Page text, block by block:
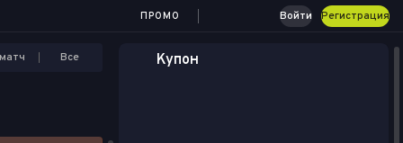
ПРОМО Войти Регистрация
Все Купон